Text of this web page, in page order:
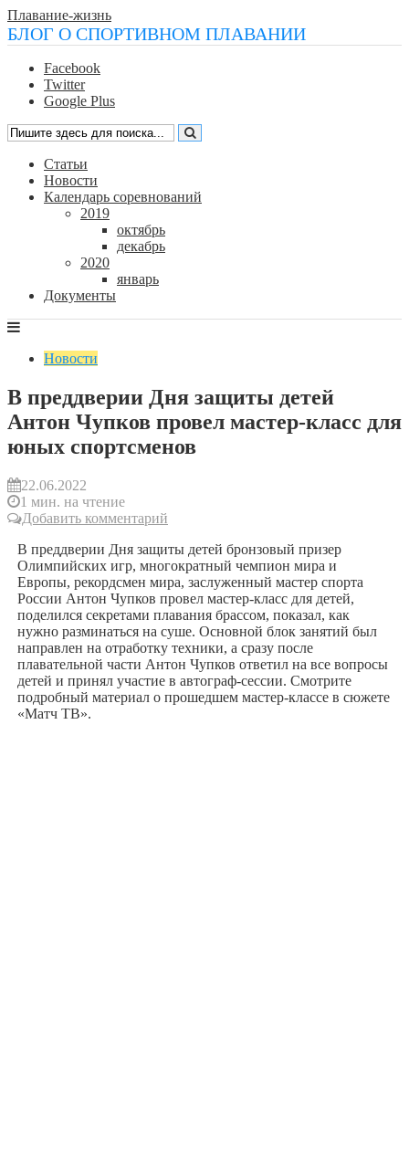
Плавание-жизнь
БЛОГ О СПОРТИВНОМ ПЛАВАНИИ
Facebook
Twitter
Google Plus
Статьи
Новости
Календарь соревнований
2019
октябрь
декабрь
2020
январь
Документы
Новости
В преддверии Дня защиты детей
Антон Чупков провел мастер-класс для
юных спортсменов
22.06.2022
1 мин. на чтение
Добавить комментарий
В преддверии Дня защиты детей бронзовый призер
Олимпийских игр, многократный чемпион мира и
Европы, рекордсмен мира, заслуженный мастер спорта
России Антон Чупков провел мастер-класс для детей,
поделился секретами плавания брассом, показал, как
нужно разминаться на суше. Основной блок занятий был
направлен на отработку техники, а сразу после
плавательной части Антон Чупков ответил на все вопросы
детей и принял участие в автограф-сессии. Смотрите
подробный материал о прошедшем мастер-классе в сюжете
«Матч ТВ».